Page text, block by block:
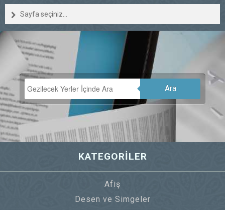
Sayfa seçiniz...
Ara
KATEGORİLER
Afiş
Desen ve Simgeler